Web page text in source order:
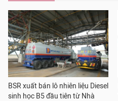
BSR xuất bán lô nhiên liệu Diesel
sinh học B5 đầu tiên từ Nhà